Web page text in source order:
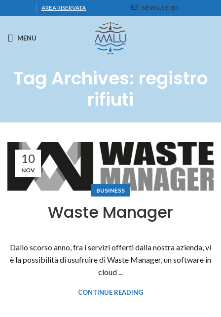
AREA RISERVATA NEWSLETTER
MENU
Tag Archives: registro
rifiuti
10
NOV
BUSINESS
Waste Manager
Dallo scorso anno, fra i servizi offerti dalla nostra azienda, vi
è la possibilità di usufruire di Waste Manager, un software in
cloud ...
CONTINUE READING